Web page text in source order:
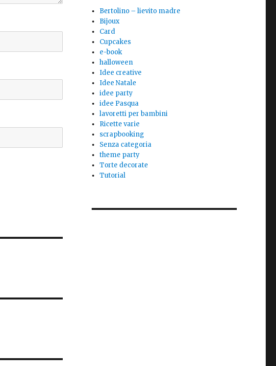
Bertolino – lievito madre
Bijoux
Card
Cupcakes
e-book
halloween
Idee creative
Idee Natale
idee party
idee Pasqua
lavoretti per bambini
Ricette varie
scrapbooking
Senza categoria
theme party
Torte decorate
Tutorial